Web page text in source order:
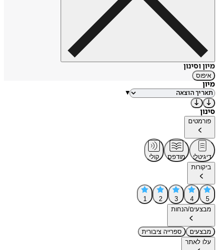
מיון וסינון
איפוס
מיון
▾
סינון
פורמטים
דיגיטלי מודפס
קולי
ביקורות
5
4
3
2
1
מבצעים/הנחות
מבצעים
ספרייה ציבורית
עלו לאתר